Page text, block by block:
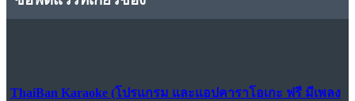
ThaiBan Karaoke (โปรแกรม และแอปคาราโอเกะ ฟรี มีเพลง